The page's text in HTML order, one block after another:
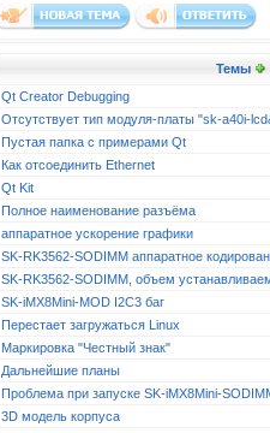
Темы
Qt Creator Debugging
Отсутствует тип модуля-платы "sk-a40i-
Пустая папка с примерами Qt
Как отсоединить Ethernet
Qt Kit
Полное наименование разъёма
аппаратное ускорение графики
SK-RK3562-SODIMM аппаратное
SK-RK3562-SODIMM, объем
SK-iMX8Mini-MOD I2C3 баг
Перестает загружаться Linux
Маркировка "Честный знак"
Дальнейшие планы
Проблема при запуске SK-iMX8Mini-
3D модель корпуса